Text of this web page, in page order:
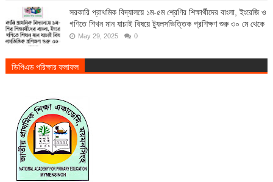
সরকারি প্রাথমিক বিদ্যালয়ে ১ম-৫ম শ্রেণির শিক্ষার্থীদের বাংলা, ইংরেজি ও
গণিতে শিখন মান যাচাই বিষয়ে ট্যুলসভিত্তিক প্রশিক্ষণ শুরু ৩০ মে থেকে
May 29, 2025 0
ডিপিএড পরিক্ষার ফলাফল